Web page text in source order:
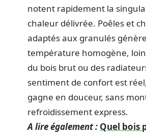
notent rapidement la
chaleur délivrée. Poêles et
adaptés aux granulés
température homogène,
du bois brut ou des
sentiment de confort est
gagne en douceur, sans
refroidissement express.
A lire également : Quel bois